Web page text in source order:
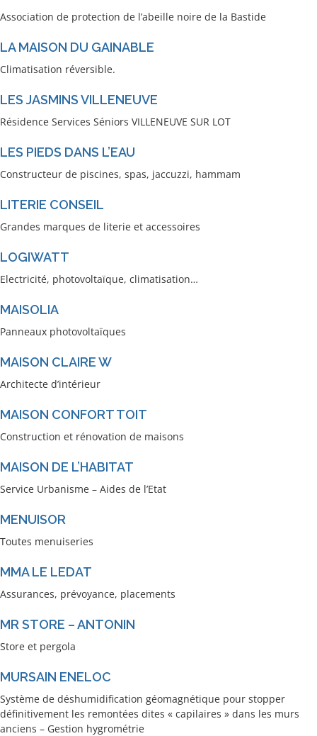
Association de protection de l’abeille noire de la Bastide
LA MAISON DU GAINABLE
Climatisation réversible.
LES JASMINS VILLENEUVE
Résidence Services Séniors VILLENEUVE SUR LOT
LES PIEDS DANS L’EAU
Constructeur de piscines, spas, jaccuzzi, hammam
LITERIE CONSEIL
Grandes marques de literie et accessoires
LOGIWATT
Electricité, photovoltaïque, climatisation…
MAISOLIA
Panneaux photovoltaïques
MAISON CLAIRE W
Architecte d’intérieur
MAISON CONFORT TOIT
Construction et rénovation de maisons
MAISON DE L’HABITAT
Service Urbanisme – Aides de l’Etat
MENUISOR
Toutes menuiseries
MMA LE LEDAT
Assurances, prévoyance, placements
MR STORE – ANTONIN
Store et pergola
MURSAIN ENELOC
Système de déshumidification géomagnétique pour stopper
définitivement les remontées dites « capilaires » dans les murs
anciens – Gestion hygrométrie